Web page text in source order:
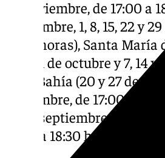
de noviembre, de 17:00 a
septiembre, 1, 8, 15, 22 y
18:30 horas), Santa
24 y 31 de octubre y 7, 14
de la Bahía (20 y 27 de
noviembre, de 17:00 a
27 de septiembre, 4, 11,
17:00 a 18:30 horas).